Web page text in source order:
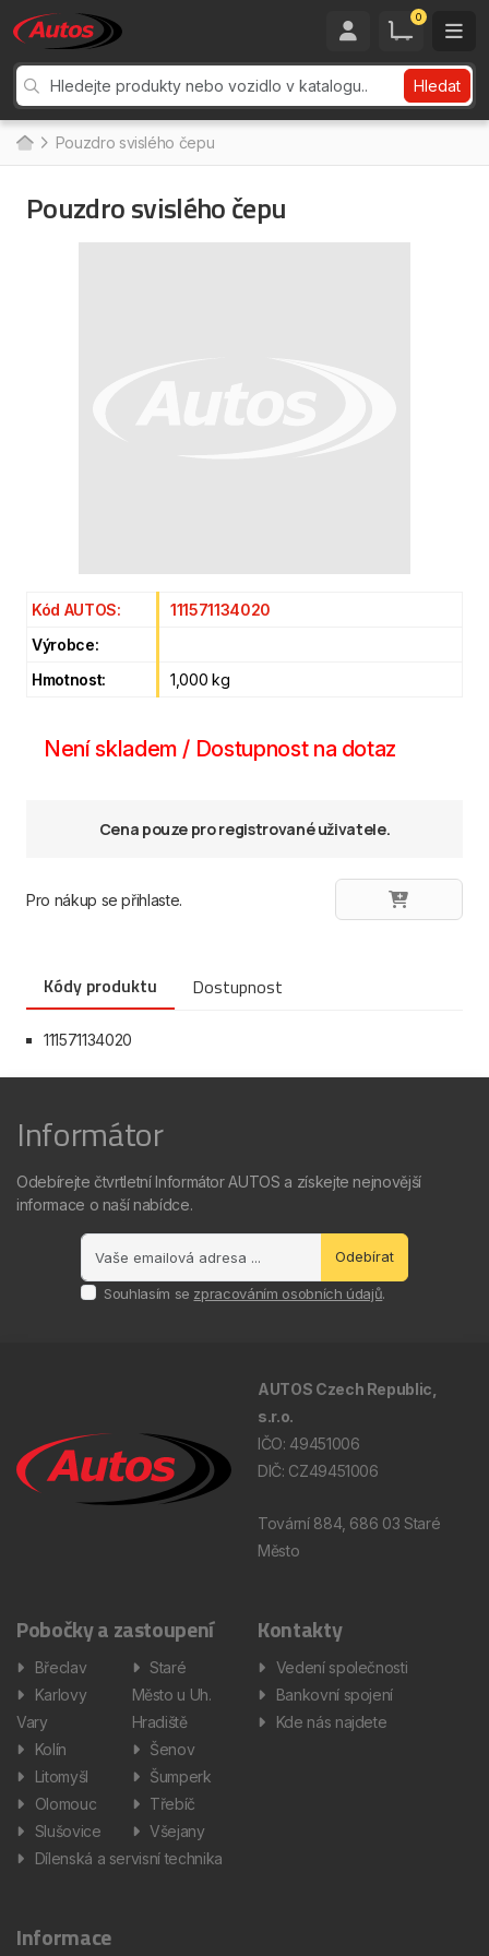
0
Hledat
Pouzdro svislého čepu
Pouzdro svislého čepu
Kód AUTOS:
111571134020
Výrobce:
Hmotnost:
1,000 kg
Není skladem / Dostupnost na dotaz
Cena pouze pro registrované uživatele.
Pro nákup se přihlaste.
Kódy produktu Dostupnost
111571134020
Informátor
Odebírejte čtvrtletní Informátor AUTOS a získejte nejnovější
informace o naší nabídce.
Odebírat
Souhlasím se zpracováním osobních údajů.
AUTOS Czech Republic,
s.r.o.
IČO: 49451006
DIČ: CZ49451006
Tovární 884, 686 03 Staré
Město
Pobočky a zastoupení
Břeclav
Karlovy
Vary
Kolín
Litomyšl
Olomouc
Slušovice
Staré
Město u Uh.
Hradiště
Šenov
Šumperk
Třebíč
Všejany
Dílenská a servisní technika
Kontakty
Vedení společnosti
Bankovní spojení
Kde nás najdete
Informace